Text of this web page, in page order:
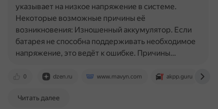
0 dzen.ru www.mavyn.com akpp.guru
указывает на низкое напряжение в системе.
Некоторые возможные причины её
возникновения: Изношенный аккумулятор. Если
батарея не способна поддерживать необходимое
напряжение, это ведёт к ошибке. Причины…
Читать далее